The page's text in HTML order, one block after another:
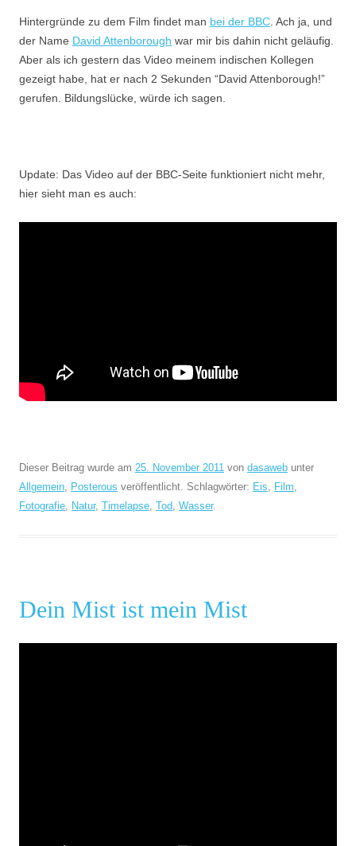
Hintergründe zu dem Film findet man bei der BBC . Ach ja, und
der Name David Attenborough war mir bis dahin nicht geläufig.
Aber als ich gestern das Video meinem indischen Kollegen
gezeigt habe, hat er nach 2 Sekunden “David Attenborough!”
gerufen. Bildungslücke, würde ich sagen.
Update: Das Video auf der BBC-Seite funktioniert nicht mehr,
hier sieht man es auch:
Dieser Beitrag wurde am 25. November 2011 von dasaweb unter
Allgemein, Posterous veröffentlicht. Schlagwörter: Eis, Film,
Fotografie, Natur, Timelapse, Tod, Wasser.
Dein Mist ist mein Mist